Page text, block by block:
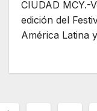
CIUDAD MCY.-
edición del
América Latina